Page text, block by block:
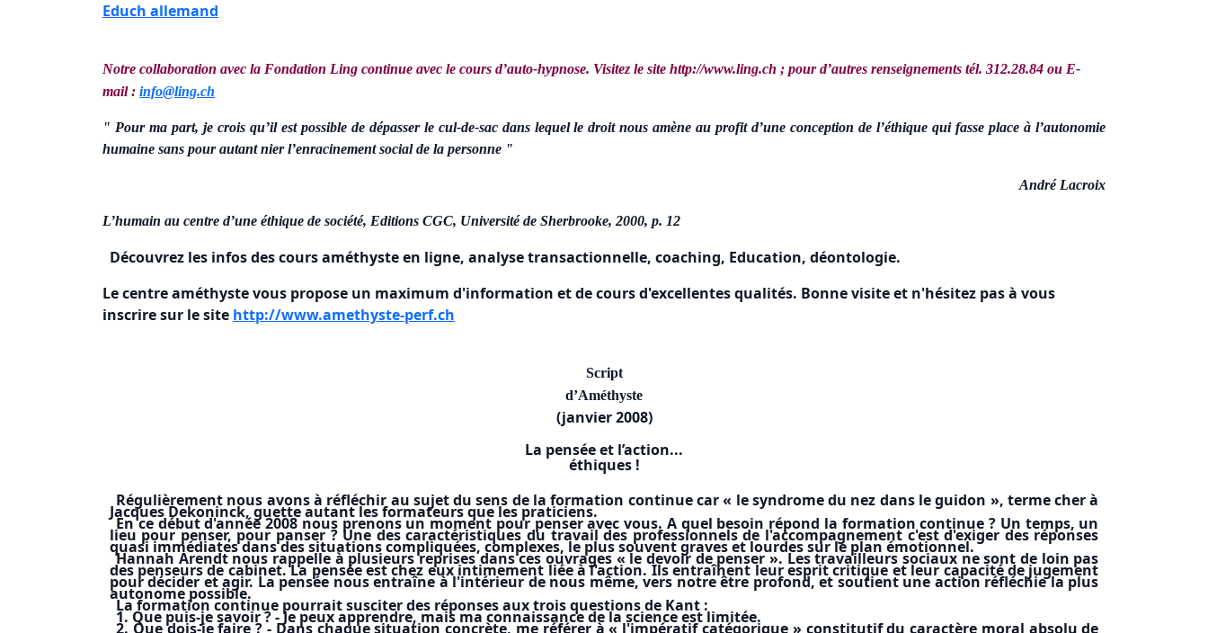
Educh allemand
Notre collaboration avec la Fondation Ling continue avec le cours d’auto-hypnose. Visitez le site http://www.ling.ch ; pour d’autres renseignements tél. 312.28.84 ou E-
mail : info@ling.ch
" Pour ma part, je crois qu’il est possible de dépasser le cul-de-sac dans lequel le droit nous amène au profit d’une conception de l’éthique qui fasse place à l’autonomie
humaine sans pour autant nier l’enracinement social de la personne "
André Lacroix
L’humain au centre d’une éthique de société, Editions CGC, Université de Sherbrooke, 2000, p. 12
Découvrez les infos des cours améthyste en ligne, analyse transactionnelle, coaching, Education, déontologie.
Le centre améthyste vous propose un maximum d'information et de cours d'excellentes qualités. Bonne visite et n'hésitez pas à vous
inscrire sur le site http://www.amethyste-perf.ch
Script
d’Améthyste
(janvier 2008)
La pensée et l’action...
éthiques !
Régulièrement nous avons à réfléchir au sujet du sens de la formation continue car « le syndrome du nez dans le guidon », terme cher à
Jacques Dekoninck, guette autant les formateurs que les praticiens.
En ce début d'année 2008 nous prenons un moment pour penser avec vous. A quel besoin répond la formation continue ? Un temps, un
lieu pour penser, pour panser ? Une des caractéristiques du travail des professionnels de l'accompagnement c'est d'exiger des réponses
quasi immédiates dans des situations compliquées, complexes, le plus souvent graves et lourdes sur le plan émotionnel.
Hannah Arendt nous rappelle à plusieurs reprises dans ces ouvrages « le devoir de penser ». Les travailleurs sociaux ne sont de loin pas
des penseurs de cabinet. La pensée est chez eux intimement liée à l'action. Ils entraînent leur esprit critique et leur capacité de jugement
pour décider et agir. La pensée nous entraîne à l'intérieur de nous même, vers notre être profond, et soutient une action réfléchie la plus
autonome possible.
La formation continue pourrait susciter des réponses aux trois questions de Kant :
1. Que puis-je savoir ? - Je peux apprendre, mais ma connaissance de la science est limitée.
2. Que dois-je faire ? - Dans chaque situation concrète, me référer à « l'impératif catégorique » constitutif du caractère moral absolu de